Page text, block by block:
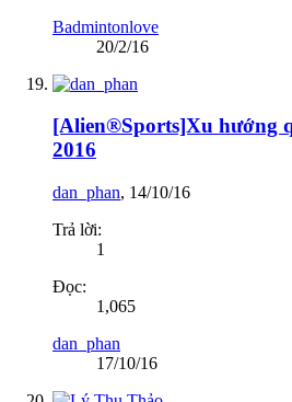
Badmintonlove
20/2/16
[Alien®Sports]Xu hướng
2016
dan_phan, 14/10/16
Trả lời:
1
Đọc:
1,065
dan_phan
17/10/16